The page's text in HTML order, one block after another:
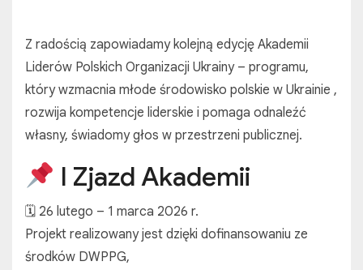
Z radością zapowiadamy kolejną edycję Akademii
Liderów Polskich Organizacji Ukrainy – programu,
który wzmacnia młode środowisko polskie w Ukrainie ,
rozwija kompetencje liderskie i pomaga odnaleźć
własny, świadomy głos w przestrzeni publicznej.
I Zjazd Akademii
🗓 26 lutego – 1 marca 2026 r.
Projekt realizowany jest dzięki dofinansowaniu ze
środków DWPPG,